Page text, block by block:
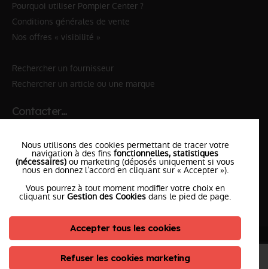
Pourquoi utiliser Pompier Center ?
Conditions générales de vente
Nos offres « visibilité »
Rechercher un fournisseur
Rechercher un article ou une marque
Contacter…
✆ 18№National Sapeurs-Pompiers
le SDISle plus proche
l'équipePompierCenter
©2026 Pompier Center • Mentions Légales •
Protection de vos données • Plan du Site
Nous utilisons des cookies permettant de tracer votre
navigation à des fins fonctionnelles, statistiques
(nécessaires) ou marketing (déposés uniquement si vous
nous en donnez l’accord en cliquant sur « Accepter »).
Vous pourrez à tout moment modifier votre choix en
cliquant sur Gestion des Cookies dans le pied de page.
Accepter tous les cookies
Refuser les cookies marketing